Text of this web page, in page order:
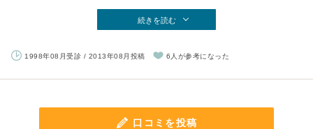
続きを読む
1998年08月受診 / 2013年08月投稿 6人が参考になった
口コミを投稿